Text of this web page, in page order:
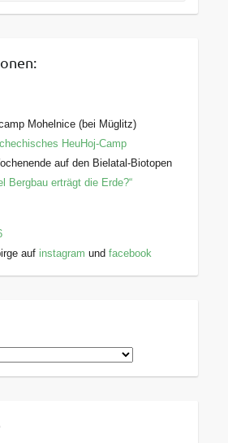
Mohelnice (bei Müglitz)
HeuHoj-Camp
auf den Bielatal-Biotopen
Bergbau erträgt die Erde?“
auf instagram undfacebook